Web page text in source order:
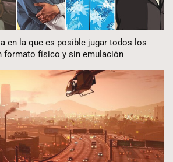
en la que es posible jugar todos los
formato físico y sin emulación